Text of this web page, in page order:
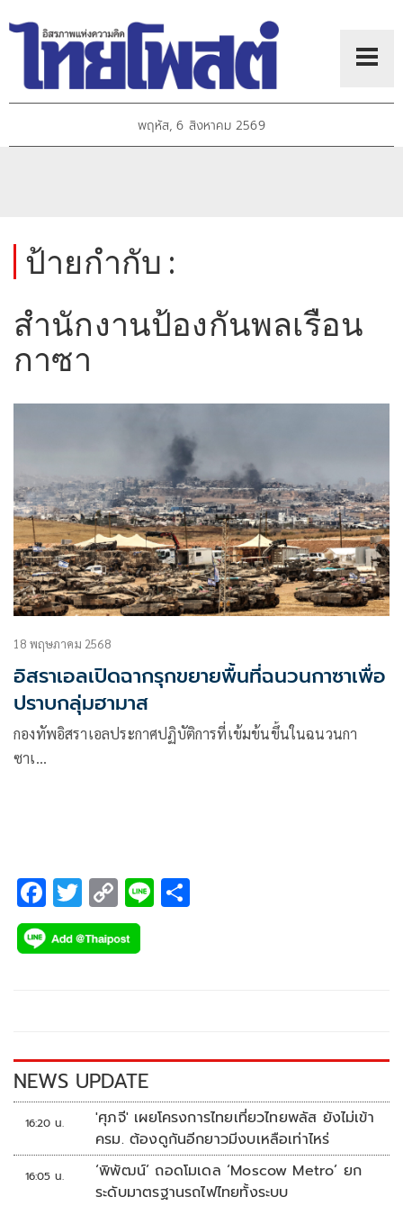
พฤหัส, 6 สิงหาคม 2569
ป้ายกำกับ :
สำนักงานป้องกันพลเรือน
กาซา
18 พฤษภาคม 2568
อิสราเอลเปิดฉากรุกขยายพื้นที่ฉนวนกาซาเพื่อ
ปราบกลุ่มฮามาส
กองทัพอิสราเอลประกาศปฏิบัติการที่เข้มข้นขึ้นในฉนวนกา
ซาเ…
F
ac
e
k
T
wi
tt
C
o
p
k
Li
NEWS UPDATE
16:20 น.
'ศุภจี' เผยโครงการไทยเที่ยวไทยพลัส ยังไม่เข้า
ครม. ต้องดูกันอีกยาวมีงบเหลือเท่าไหร่
16:05 น.
‘พิพัฒน์’ ถอดโมเดล ‘Moscow Metro’ ยก
ระดับมาตรฐานรถไฟไทยทั้งระบบ